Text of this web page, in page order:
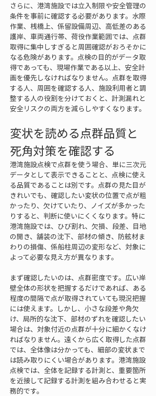
さらに、港湾施設では立入制限や安全管理の
条件を事前に確認する必要があります。水際
作業、桟橋上、係留設備周辺、高低差のある
護岸、車両通行帯、荷役作業範囲では、点群
取得に集中しすぎると周囲確認がおろそかに
なる危険があります。点検の目的がデータ取
得であっても、現場作業である以上、安全計
画を優先しなければなりません。点群を取得
する人、周囲を確認する人、施設利用者と調
整する人の役割を分けておくと、計測漏れと
安全リスクの両方を減らしやすくなります。
変状を読める点群品質と
死角対策を確認する
港湾施設点検で点群を使う場合、単に三次元
データとして表示できることと、点検に使え
る品質であることは別です。点群の見た目が
きれいでも、確認したい変状の位置で点が粗
かったり、欠けていたり、ノイズが多かった
りすると、判断に使いにくくなります。特に
港湾施設では、ひび割れ、欠損、段差、目地
の開き、舗装の沈下、部材の傾き、防舷材ま
わりの損傷、係船柱周辺の変形など、対象に
よって必要な見え方が異なります。
まず確認したいのは、点群密度です。広い岸
壁全体の形状を把握するだけであれば、ある
程度の間隔で点が取得されていても現況把握
には使えます。しかし、小さな段差や角欠
け、局所的な沈下、部材のずれを確認したい
場合は、対象付近の点群が十分に細かくなけ
ればなりません。遠くから広く取得した点群
では、全体像は分かっても、細部の変状まで
は読み取りにくい場合があります。港湾施設
点検では、全体を記録する計測と、重要箇所
を近接して記録する計測を組み合わせると実
務的です。